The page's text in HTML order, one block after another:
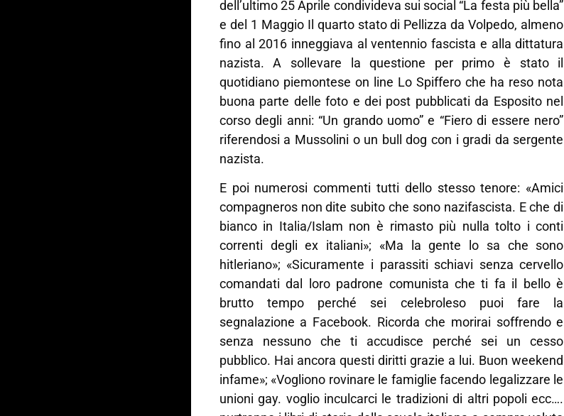
dell’ultimo 25 Aprile condivideva sui social “La festa più bella”
e del 1 Maggio Il quarto stato di Pellizza da Volpedo, almeno
fino al 2016 inneggiava al ventennio fascista e alla dittatura
nazista. A sollevare la questione per primo è stato il
quotidiano piemontese on line Lo Spiffero che ha reso nota
buona parte delle foto e dei post pubblicati da Esposito nel
corso degli anni: “Un grando uomo” e “Fiero di essere nero”
riferendosi a Mussolini o un bull dog con i gradi da sergente
nazista.
E poi numerosi commenti tutti dello stesso tenore: «Amici
compagneros non dite subito che sono nazifascista. E che di
bianco in Italia/Islam non è rimasto più nulla tolto i conti
correnti degli ex italiani»; «Ma la gente lo sa che sono
hitleriano»; «Sicuramente i parassiti schiavi senza cervello
comandati dal loro padrone comunista che ti fa il bello è
brutto tempo perché sei celebroleso puoi fare la
segnalazione a Facebook. Ricorda che morirai soffrendo e
senza nessuno che ti accudisce perché sei un cesso
pubblico. Hai ancora questi diritti grazie a lui. Buon weekend
infame»; «Vogliono rovinare le famiglie facendo legalizzare le
unioni gay. voglio inculcarci le tradizioni di altri popoli ecc….